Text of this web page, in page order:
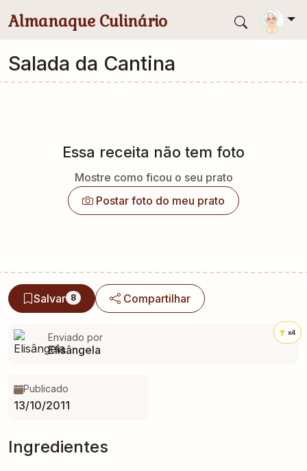
Almanaque Culinário
Salada da Cantina
Essa receita não tem foto
Mostre como ficou o seu prato
Postar foto do meu prato
Salvar 8 Compartilhar
Enviado por
Elisângela
x4
Publicado
13/10/2011
Ingredientes